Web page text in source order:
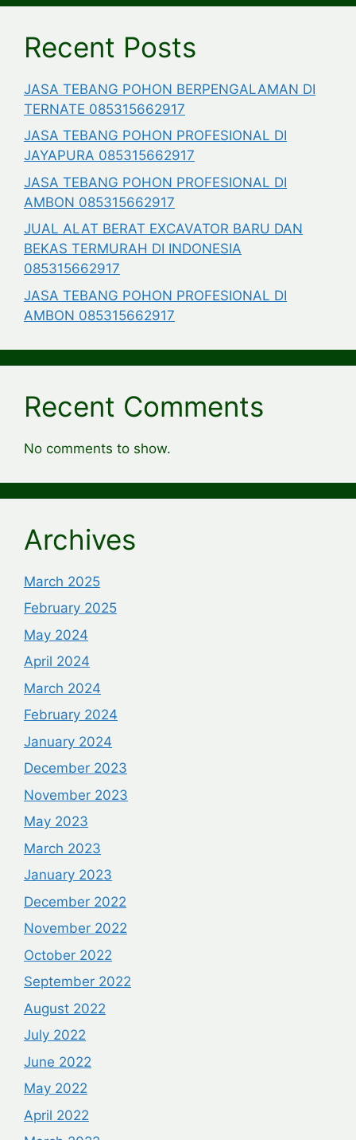
Recent Posts
JASA TEBANG POHON BERPENGALAMAN DI
TERNATE 085315662917
JASA TEBANG POHON PROFESIONAL DI
JAYAPURA 085315662917
JASA TEBANG POHON PROFESIONAL DI
AMBON 085315662917
JUAL ALAT BERAT EXCAVATOR BARU DAN
BEKAS TERMURAH DI INDONESIA
085315662917
JASA TEBANG POHON PROFESIONAL DI
AMBON 085315662917
Recent Comments
No comments to show.
Archives
March 2025
February 2025
May 2024
April 2024
March 2024
February 2024
January 2024
December 2023
November 2023
May 2023
March 2023
January 2023
December 2022
November 2022
October 2022
September 2022
August 2022
July 2022
June 2022
May 2022
April 2022